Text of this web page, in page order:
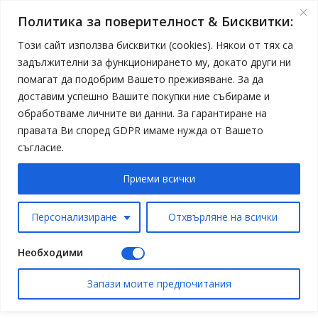
Политика за поверителност & Бисквитки:
Този сайт използва бисквитки (cookies). Някои от тях са
задължителни за функционирането му, докато други ни
помагат да подобрим Вашето преживяване. За да
доставим успешно Вашите покупки ние събираме и
обработваме личните ви данни. За гарантиране на
правата Ви според GDPR имаме нужда от Вашето
съгласие.
Персонализиране Отхвърляне на всички
Приеми всички
Необходими
Запази моите предпочитания